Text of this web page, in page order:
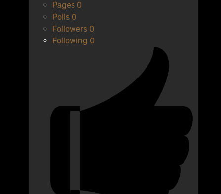
Pages 0
Polls 0
Followers 0
Following 0